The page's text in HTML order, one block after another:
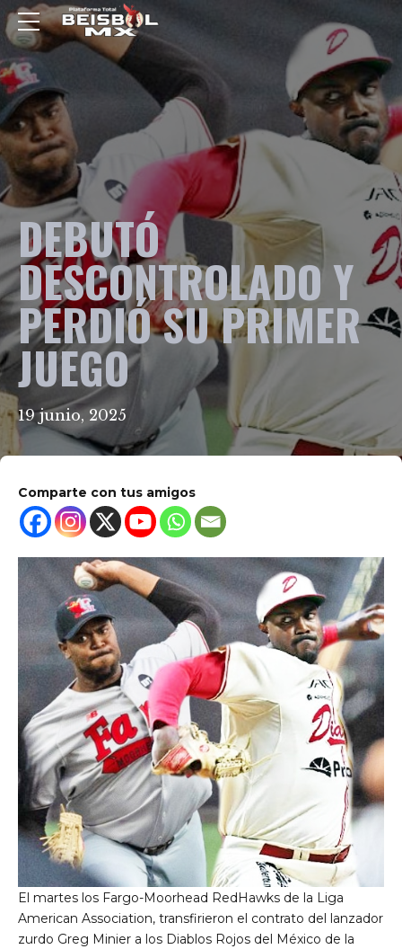
DEBUTÓ
DESCONTROLADO Y
PERDIÓ SU PRIMER
JUEGO
19 junio, 2025
Comparte con tus amigos
El martes los Fargo-Moorhead RedHawks de la Liga
American Association, transfirieron el contrato del lanzador
zurdo Greg Minier a los Diablos Rojos del México de la